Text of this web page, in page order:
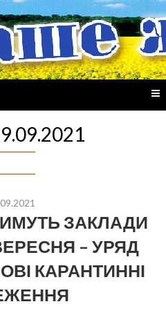
ЗАКЛАДИ
– УРЯД
КАРАНТИННІ